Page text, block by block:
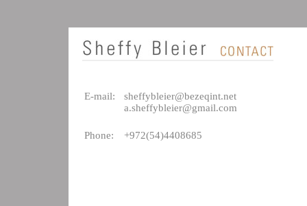
E-mail:
sheffybleier@bezeqint.net
a.sheffybleier@gmail.com
Phone: +972(54)4408685